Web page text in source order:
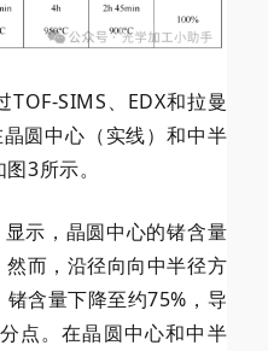
SIMS、EDX和拉曼
圆中心（实线）和中半
3所示。
示，晶圆中心的锗含量
而，沿径向向中半径方
含量下降至约75%，导
点。在晶圆中心和中半